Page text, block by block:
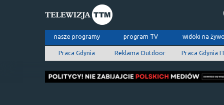
nasze programy program TV widoki na
Praca Gdynia Reklama Outdoor Praca Gdynia